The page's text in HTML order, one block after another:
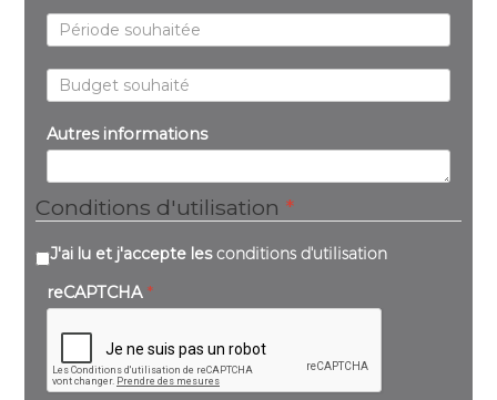
Autres informations
Conditions d'utilisation *
J'ai lu et j'accepte lesconditions d'utilisation
reCAPTCHA *